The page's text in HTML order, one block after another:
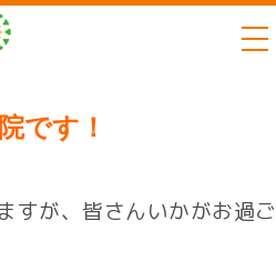
です！
すが、皆さんいかがお過ご